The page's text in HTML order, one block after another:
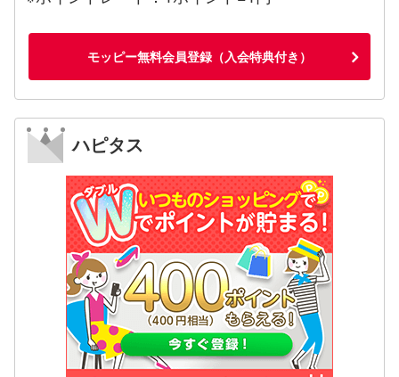
モッピー無料会員登録（入会特典付き）
ハピタス